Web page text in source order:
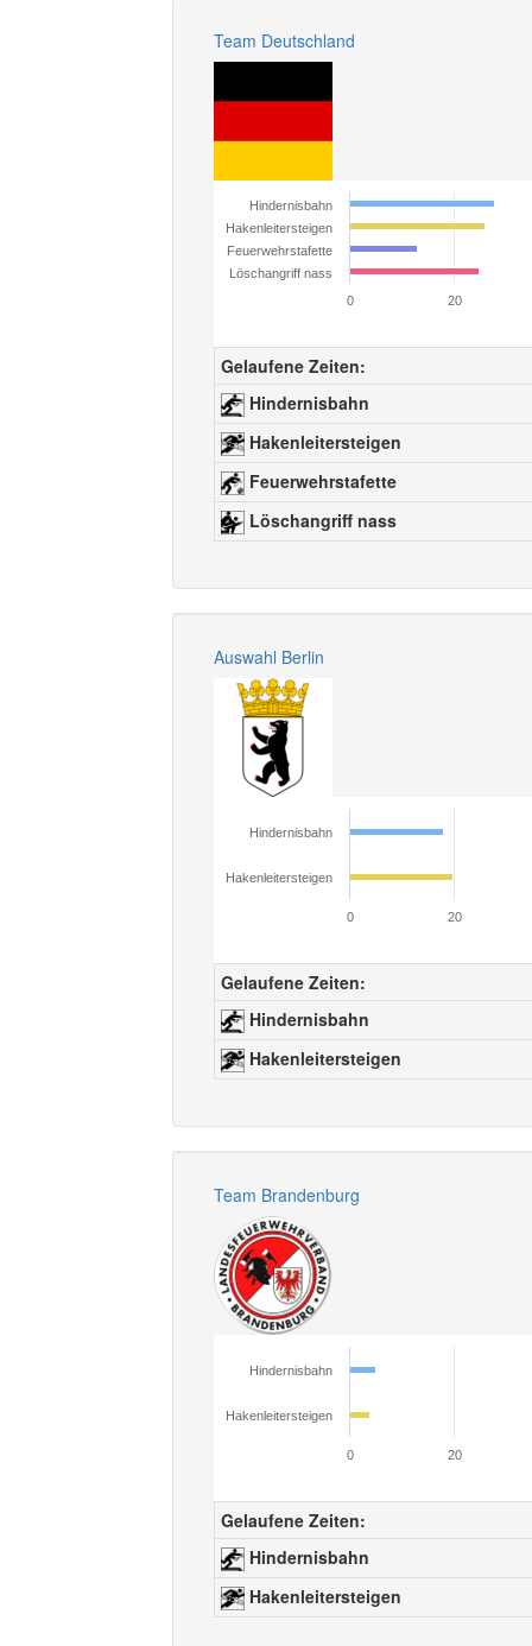
Team Deutschland
Hindernisbahn
Hakenleitersteigen
Feuerwehrstafette
Löschangriff nass
0
20
Gelaufene Zeiten:
Hindernisbahn
Hakenleitersteigen
Feuerwehrstafette
Löschangriff nass
Auswahl Berlin
Hindernisbahn
Hakenleitersteigen
0 20
Gelaufene Zeiten:
Hindernisbahn
Hakenleitersteigen
Team Brandenburg
Hindernisbahn
Hakenleitersteigen
0 20
Gelaufene Zeiten:
Hindernisbahn
Hakenleitersteigen